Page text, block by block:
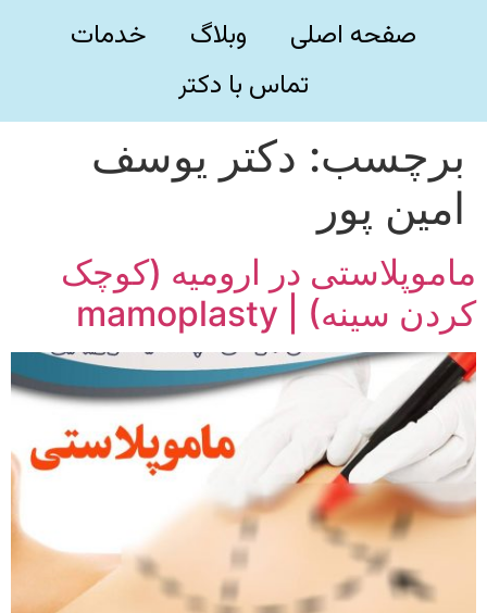
صفحه اصلی وبلاگ
خدمات
تماس با دکتر
برچسب: دکتر یوسف
امین پور
ماموپلاستی در ارومیه (کوچک
کردن سینه) | mamoplasty